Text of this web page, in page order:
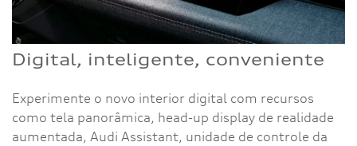
Digital, inteligente, conveniente
Experimente o novo interior digital com recursos
como tela panorâmica, head-up display de realidade
aumentada, Audi Assistant, unidade de controle da